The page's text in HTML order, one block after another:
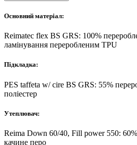
Основний матеріал:
Reimatec flex BS GRS: 100%
ламінування переробленим TPU
Підкладка:
PES taffeta w/ cire BS GRS: 55%
поліестер
Утеплювач:
Reima Down 60/40, Fill power 550:
качине перо